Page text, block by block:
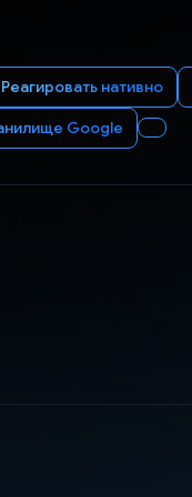
Реагировать нативно
Google